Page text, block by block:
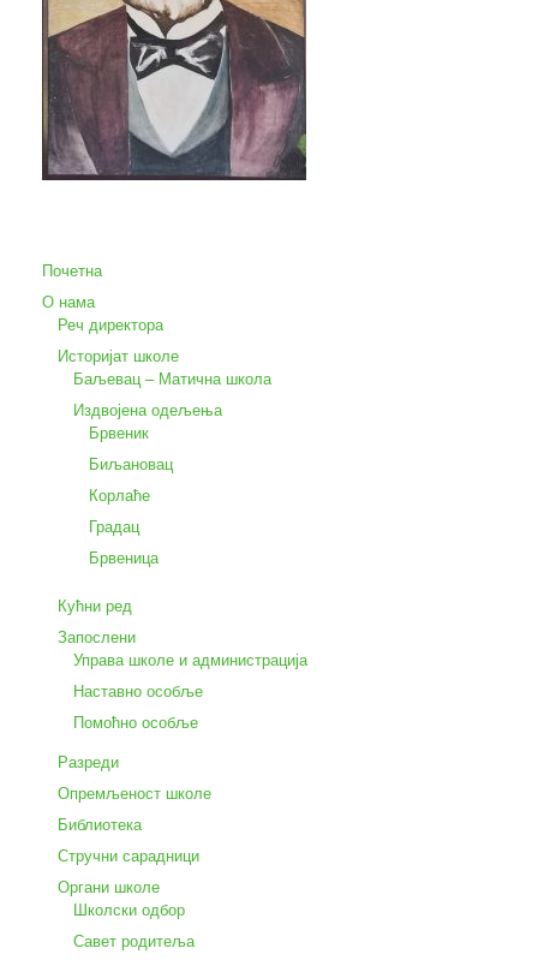
Почетна
О нама
Реч директора
Историјат школе
Баљевац – Матична школа
Издвојена одељења
Брвеник
Биљановац
Корлаће
Градац
Брвеница
Кућни ред
Запослени
Управа школе и администрација
Наставно особље
Помоћно особље
Разреди
Опремљеност школе
Библиотека
Стручни сарадници
Органи школе
Школски одбор
Савет родитеља